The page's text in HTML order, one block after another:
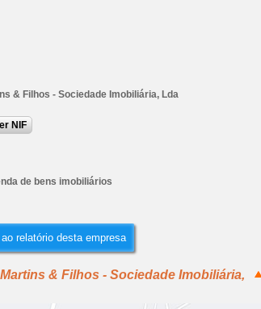
& Filhos - Sociedade Imobiliária, Lda
NIF
de bens imobiliários
relatório desta empresa
& Filhos - Sociedade Imobiliária,